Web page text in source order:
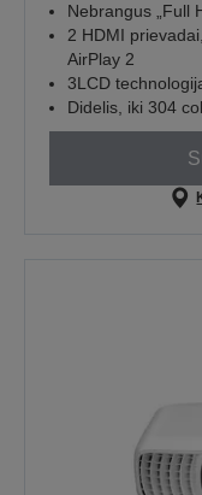
Nebrangus „Full
2 HDMI
AirPlay 2
3LCD
Didelis, iki 304